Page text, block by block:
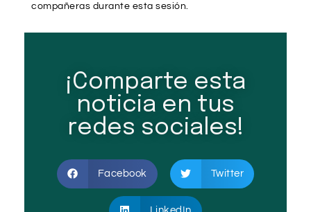
compañeras durante esta sesión.
¡Comparte esta
noticia en tus
redes sociales!
Facebook Twitter